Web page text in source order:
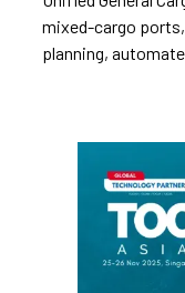
mixed-cargo
planning,